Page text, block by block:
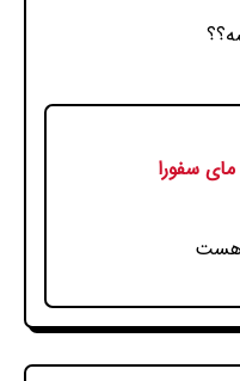
سفورا
هست